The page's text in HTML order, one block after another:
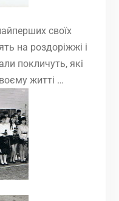
своїх
на роздоріжжі і
покличуть, які
житті …